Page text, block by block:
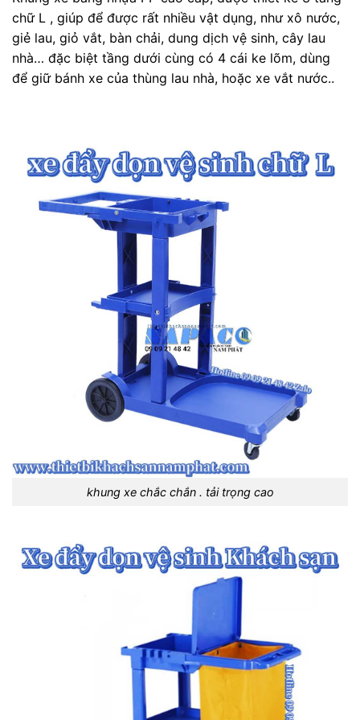
chữ L , giúp để được rất nhiều vật dụng, như xô nước,
giẻ lau, giỏ vắt, bàn chải, dung dịch vệ sinh, cây lau
nhà… đặc biệt tầng dưới cùng có 4 cái ke lõm, dùng
để giữ bánh xe của thùng lau nhà, hoặc xe vắt nước..
khung xe chắc chắn . tải trọng cao